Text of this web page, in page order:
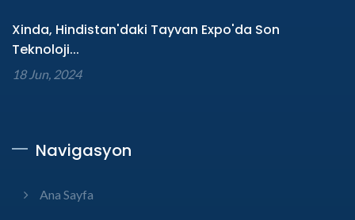
Xinda, Hindistan'daki Tayvan Expo'da Son
Teknoloji...
18 Jun, 2024
Navigasyon
Ana Sayfa